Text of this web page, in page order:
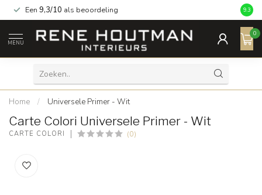
Een 9,3/10 als beoordeling 9.3
MENU
0
Home / Universele Primer - Wit
Carte Colori Universele Primer - Wit
CARTE COLORI (0)